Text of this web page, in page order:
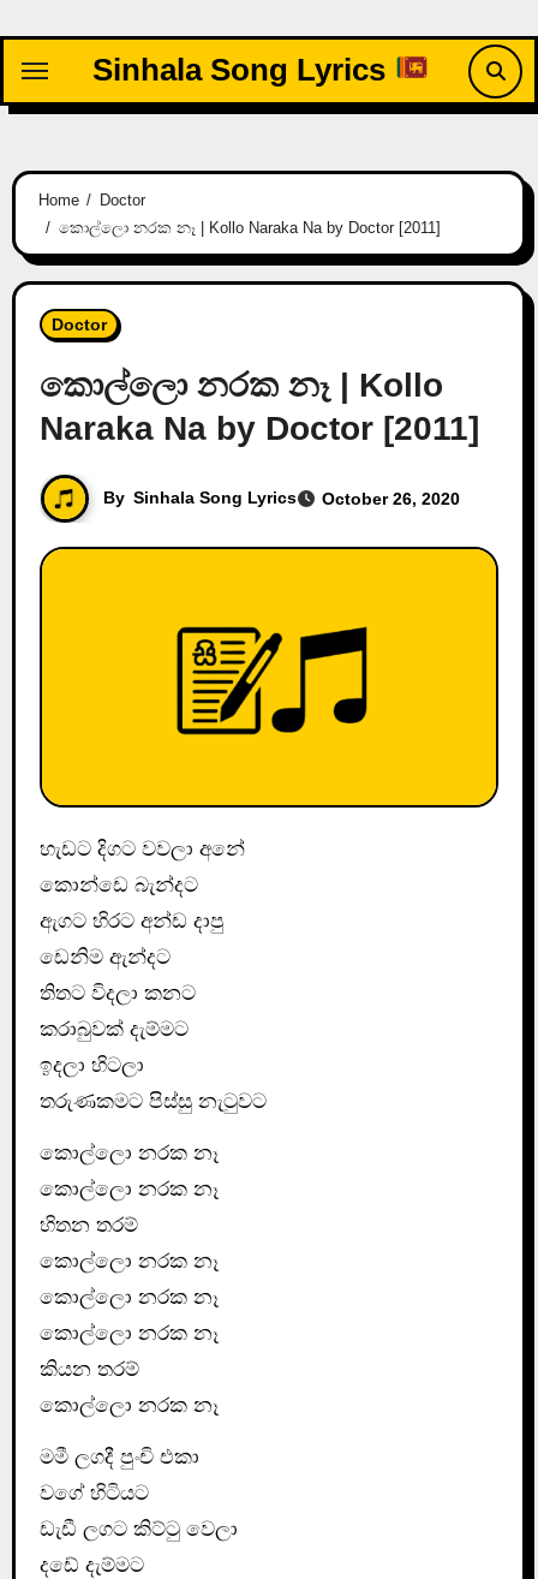
content
Sinhala Song Lyrics
Home
Doctor
කොල්ලො නරක නෑ | Kollo Naraka Na by Doctor [2011]
Doctor
කොල්ලො නරක නෑ | Kollo
Naraka Na by Doctor [2011]
By Sinhala Song Lyrics October 26, 2020
හැඩට දිගට වවලා අනේ
කොන්ඩෙ බැන්දට
ඇගට හිරට අන්ඩ දාපු
ඩෙනිම ඇන්දට
තිතට විදලා කනට
කරාබුවක් දැම්මට
ඉදලා හිටලා
තරුණකමට පිස්සු නැටුවට
කොල්ලො නරක නෑ
කොල්ලො නරක නෑ
හිතන තරම්
කොල්ලො නරක නෑ
කොල්ලො නරක නෑ
කොල්ලො නරක නෑ
කියන තරම්
කොල්ලො නරක නෑ
මමී ලගදී පුංචි එකා
වගේ හිටියට
ඩැඩී ලගට කිට්ටු වෙලා
දඩේ දැම්මට